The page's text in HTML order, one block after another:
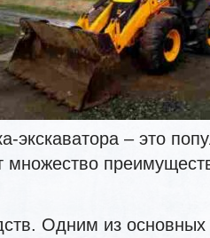
экскаватора – это
множество
Одним из